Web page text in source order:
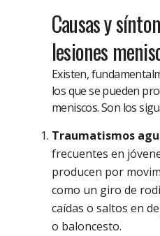
Causas y
lesiones
Existen,
los que se pueden
meniscos. Son los
Traumatismos
frecuentes en
producen por
como un giro de
caídas o saltos en
o baloncesto.